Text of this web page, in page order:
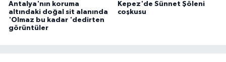
Antalya'nın koruma
altındaki doğal sit alanında
'Olmaz bu kadar 'dedirten
görüntüler
Kepez'de Sünnet Şöleni
coşkusu